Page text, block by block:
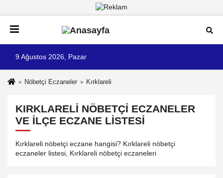
9 Ağustos 2026, Pazar
Nöbetçi Eczaneler Kırklareli
KIRKLARELI NÖBETÇI ECZANELER
VE İLÇE ECZANE LISTESI
Kırklareli nöbetçi eczane hangisi? Kırklareli nöbetçi
eczaneler listesi, Kırklareli nöbetçi eczaneleri